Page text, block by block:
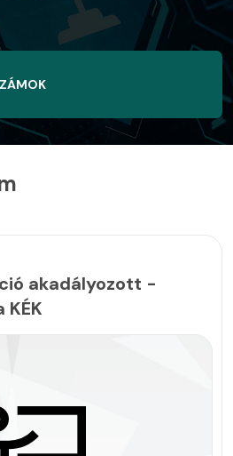
akadályozott -
KÉK